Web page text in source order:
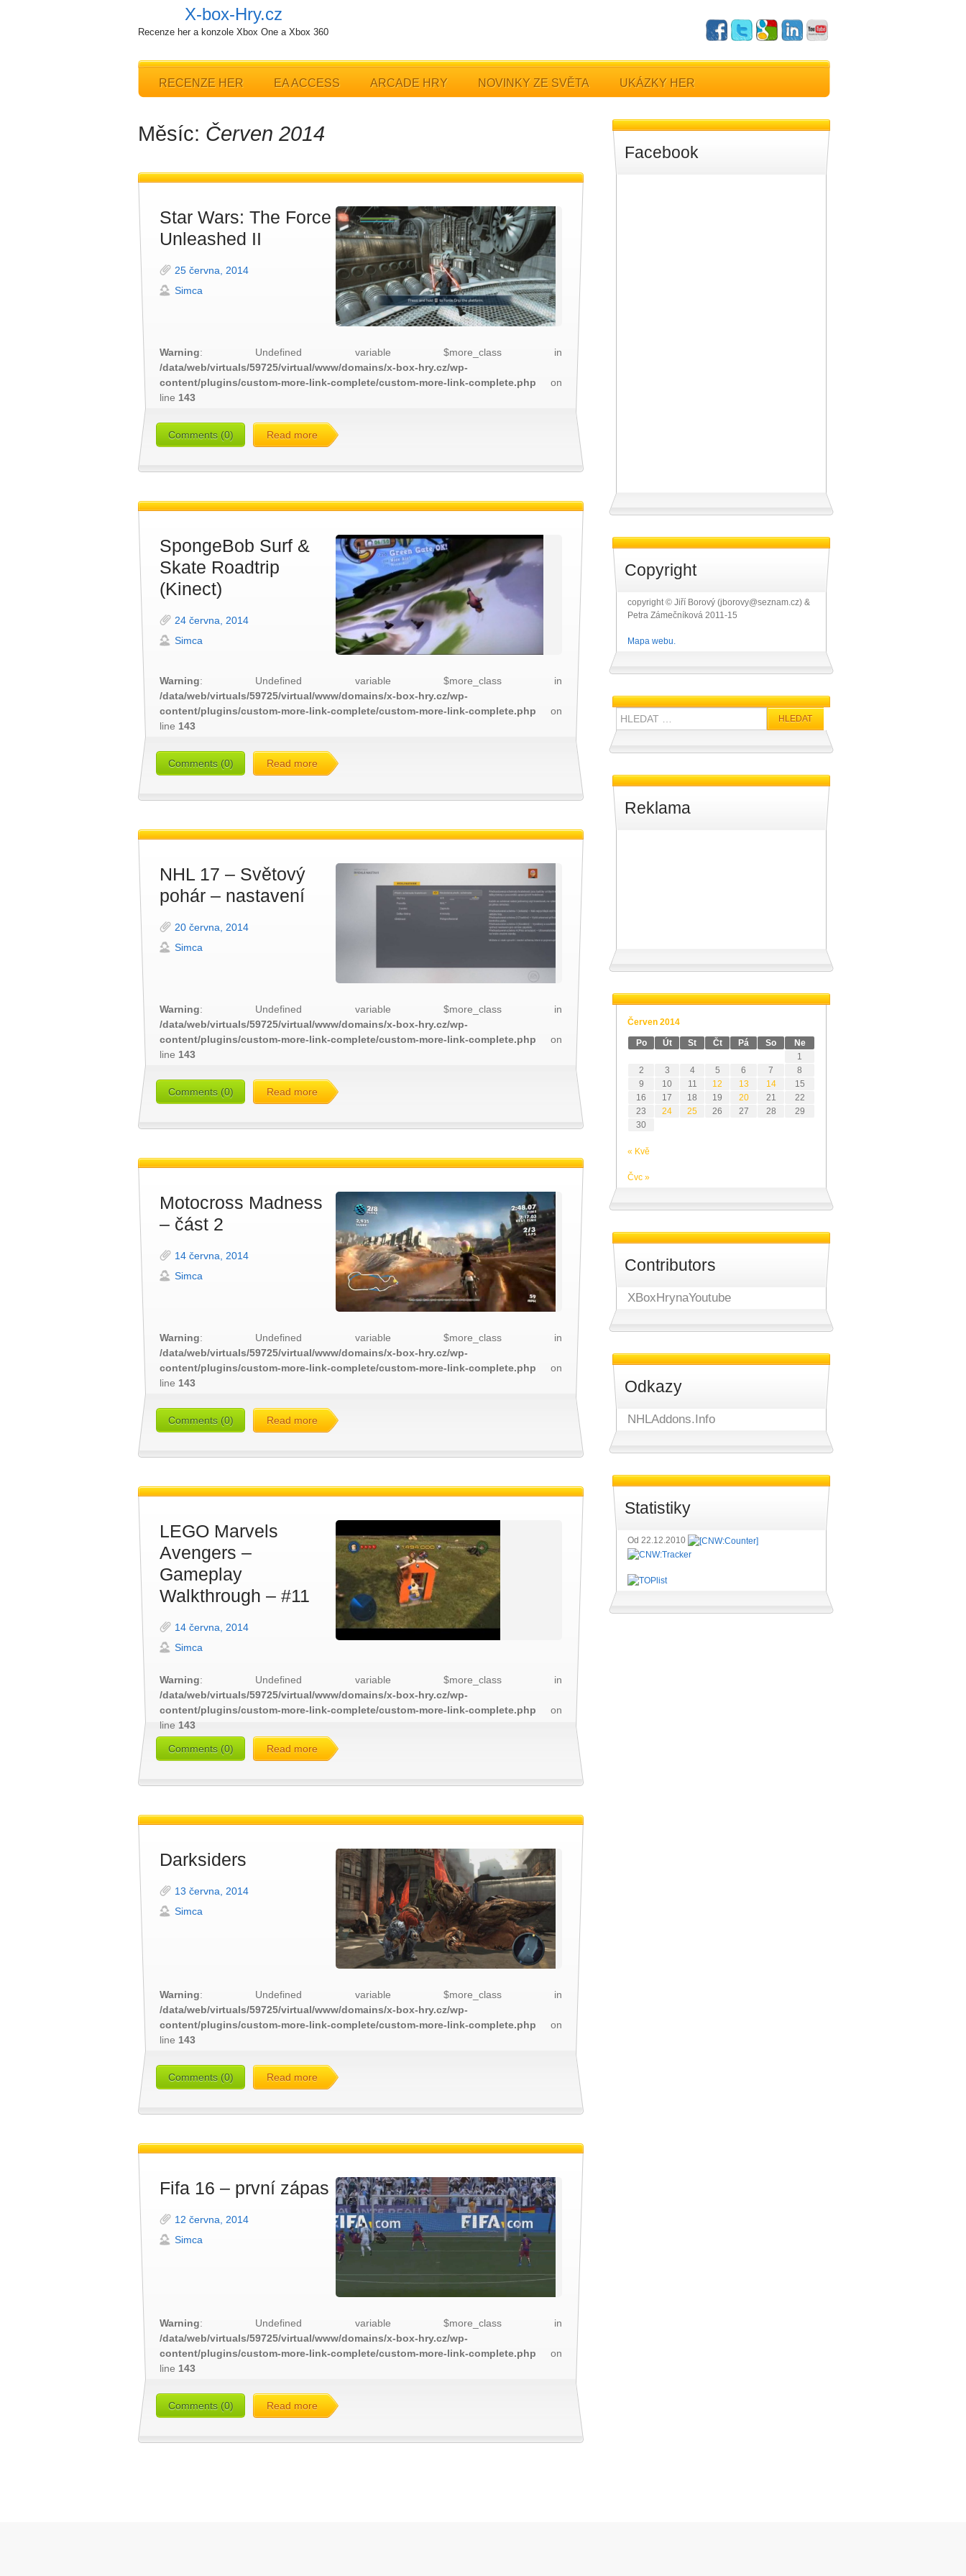
X-box-Hry.cz
Recenze her a konzole Xbox One a Xbox 360
RECENZE HER EA ACCESS ARCADE HRY NOVINKY ZE SVĚTA UKÁZKY HER
Měsíc: Červen 2014
Star Wars: The Force
Unleashed II
25 června, 2014
Simca
Warning: Undefined variable $more_class in
/data/web/virtuals/59725/virtual/www/domains/x-box-hry.cz/wp-
content/plugins/custom-more-link-complete/custom-more-link-complete.php on
line 143
Comments (0) Read more
SpongeBob Surf &
Skate Roadtrip
(Kinect)
24 června, 2014
Simca
Warning: Undefined variable $more_class in
/data/web/virtuals/59725/virtual/www/domains/x-box-hry.cz/wp-
content/plugins/custom-more-link-complete/custom-more-link-complete.php on
line 143
Comments (0) Read more
NHL 17 – Světový
pohár – nastavení
20 června, 2014
Simca
Warning: Undefined variable $more_class in
/data/web/virtuals/59725/virtual/www/domains/x-box-hry.cz/wp-
content/plugins/custom-more-link-complete/custom-more-link-complete.php on
line 143
Comments (0) Read more
Motocross Madness
– část 2
14 června, 2014
Simca
Warning: Undefined variable $more_class in
/data/web/virtuals/59725/virtual/www/domains/x-box-hry.cz/wp-
content/plugins/custom-more-link-complete/custom-more-link-complete.php on
line 143
Comments (0) Read more
LEGO Marvels
Avengers –
Gameplay
Walkthrough – #11
14 června, 2014
Simca
Warning: Undefined variable $more_class in
/data/web/virtuals/59725/virtual/www/domains/x-box-hry.cz/wp-
content/plugins/custom-more-link-complete/custom-more-link-complete.php on
line 143
Comments (0) Read more
Darksiders
13 června, 2014
Simca
Warning: Undefined variable $more_class in
/data/web/virtuals/59725/virtual/www/domains/x-box-hry.cz/wp-
content/plugins/custom-more-link-complete/custom-more-link-complete.php on
line 143
Comments (0) Read more
Fifa 16 – první zápas
12 června, 2014
Simca
Warning: Undefined variable $more_class in
/data/web/virtuals/59725/virtual/www/domains/x-box-hry.cz/wp-
content/plugins/custom-more-link-complete/custom-more-link-complete.php on
line 143
Comments (0) Read more
Facebook
Copyright
copyright © Jiří Borový (jborovy@seznam.cz) &
Petra Zámečníková 2011-15
Mapa webu.
Hledat:
Reklama
Červen 2014
Po Út St Čt Pá So
Ne
1
2
3 4 5 6 7
8
9
10 11 12 13 14
15
16
17 18 19 20 21
22
23
24 25 26 27 28
29
30
« Kvě
Čvc »
Contributors
XBoxHrynaYoutube
Odkazy
NHLAddons.Info
Statistiky
Od 22.12.2010